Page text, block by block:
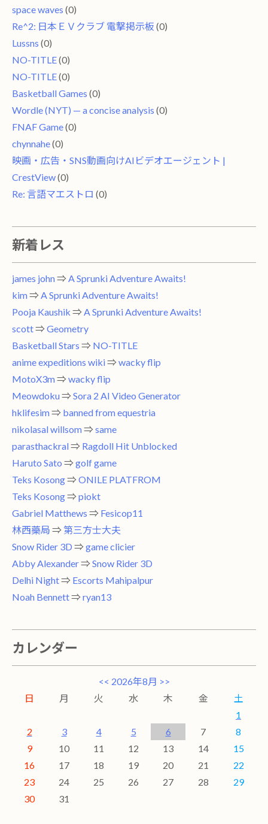
space waves (0)
Re^2: 日本ＥＶクラブ 電撃掲示板 (0)
Lussns (0)
NO-TITLE(0)
NO-TITLE(0)
Basketball Games (0)
Wordle (NYT) — a concise analysis (0)
FNAF Game(0)
chynnahe(0)
映画・広告・SNS動画向けAIビデオエージェント |
CrestView(0)
Re: 言語マエストロ (0)
新着レス
james john⇒ A Sprunki Adventure Awaits!
kim⇒ A Sprunki Adventure Awaits!
Pooja Kaushik ⇒ A Sprunki Adventure Awaits!
scott⇒ Geometry
Basketball Stars ⇒ NO-TITLE
anime expeditions wiki⇒ wacky flip
MotoX3m⇒ wacky flip
Meowdoku⇒ Sora 2 AI Video Generator
hklifesim⇒ banned from equestria
nikolasal willsom⇒ same
parasthackral⇒ Ragdoll Hit Unblocked
Haruto Sato ⇒ golf game
Teks Kosong⇒ ONILE PLATFROM
Teks Kosong⇒ piokt
Gabriel Matthews ⇒ Fesicop11
林西藥局 ⇒ 第三方士大夫
Snow Rider 3D ⇒ game clicier
Abby Alexander⇒ Snow Rider 3D
Delhi Night⇒ Escorts Mahipalpur
Noah Bennett⇒ ryan13
カレンダー
<< 2026年8月 >>
日
月 火 水 木 金
土
1
2
3 4 5 6 7
8
9
10 11 12 13 14
15
16
17 18 19 20 21
22
23
24 25 26 27 28
29
30
31